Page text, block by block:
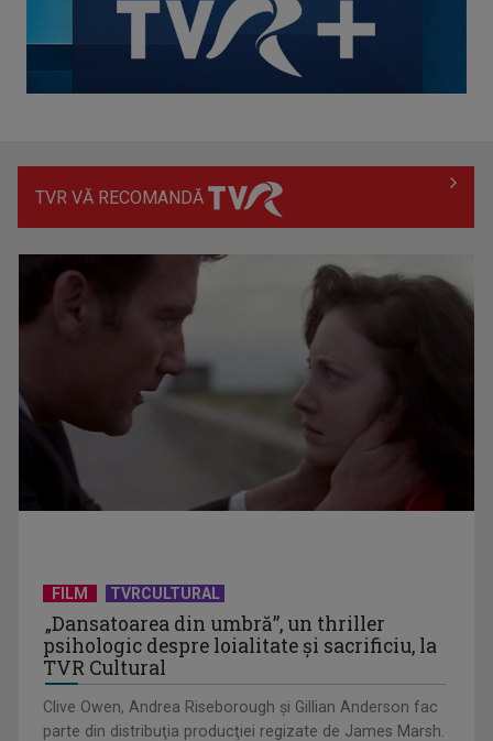
(P) Migrene frecvente: când recomandă neurologul un RMN
TVR VĂ RECOMANDĂ
FILM TVRCULTURAL
„Dansatoarea din umbră”, un thriller
psihologic despre loialitate și sacrificiu, la
TVR Cultural
Clive Owen, Andrea Riseborough şi Gillian Anderson fac
parte din distribuţia producţiei regizate de James Marsh.